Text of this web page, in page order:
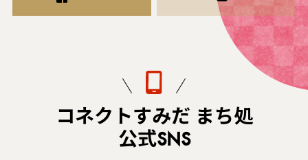
コネクトすみだ まち処
公式SNS